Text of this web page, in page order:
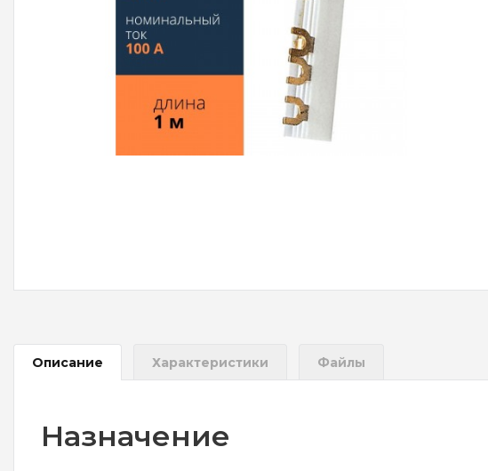
Описание Характеристики Файлы
Назначение